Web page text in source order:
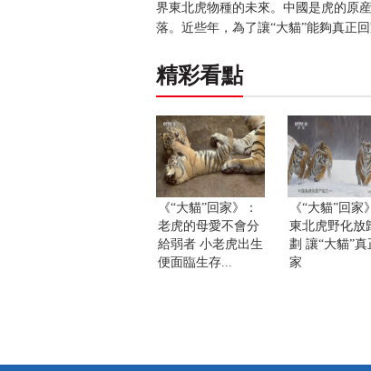
界東北虎物種的未來。中國是虎的原
落。近些年，為了讓“大貓”能夠真正
精彩看點
《“大貓”回家》：
老虎的母愛不會分
給弱者 小老虎出生
便面臨生存...
《“大貓”回家
東北虎野化放
劃 讓“大貓”真
家